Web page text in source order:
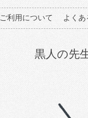
ご利用について よくあ
黒人の先